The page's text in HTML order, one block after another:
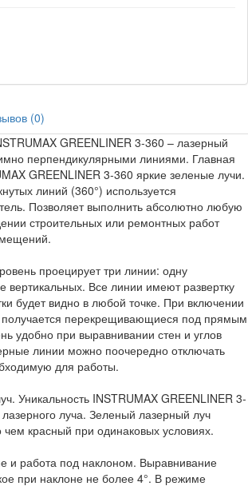
(0)
GREENLINER 3-360 – лазерный
перпендикулярными линиями. Главная
GREENLINER 3-360 яркие зеленые лучи.
линий (360°) используется
Позволяет выполнить абсолютно любую
строительных или ремонтных работ
проецирует три линии: одну
вертикальных. Все линии имеют развертку
будет видно в любой точке. При включении
получается перекрещивающиеся под прямым
удобно при выравнивании стен и углов
линии можно поочередно отключать
для работы.
Уникальность INSTRUMAX GREENLINER 3-
луча. Зеленый лазерный луч
чем красный при одинаковых условиях.
и работа под наклоном. Выравнивание
при наклоне не более 4°. В режиме